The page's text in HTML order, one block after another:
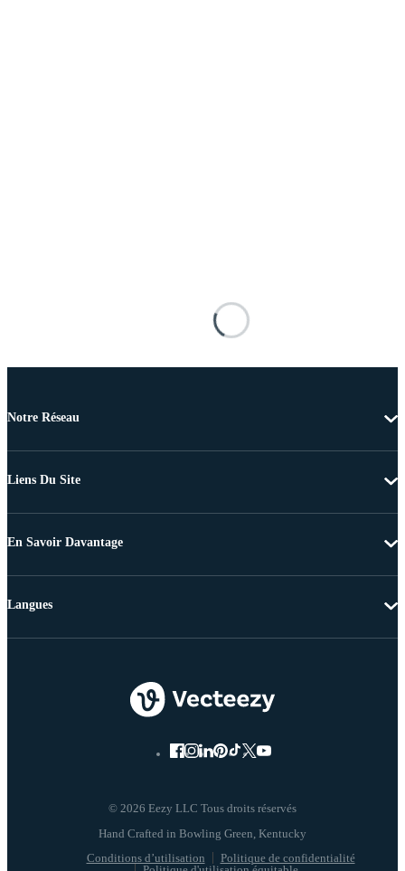
Notre Réseau
Liens Du Site
En Savoir Davantage
© 2026 Eezy LLC Tous droits réservés
Conditions d’utilisation
Politique de confidentialité
Langues